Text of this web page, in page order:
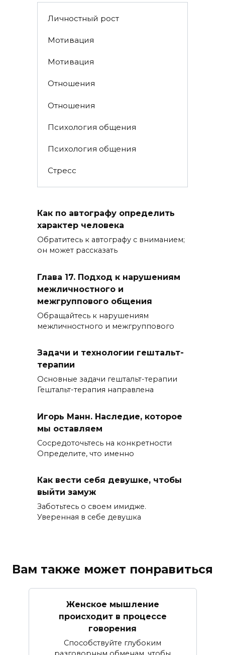
Личностный рост
Мотивация
Мотивация
Отношения
Отношения
Психология общения
Психология общения
Стресс
Как по автографу определить
характер человека
Обратитесь к автографу с вниманием;
он может рассказать
Глава 17. Подход к нарушениям
межличностного и
межгруппового общения
Обращайтесь к нарушениям
межличностного и межгруппового
Задачи и технологии гештальт-
терапии
Основные задачи гештальт-терапии
Гештальт-терапия направлена
Игорь Манн. Наследие, которое
мы оставляем
Сосредоточьтесь на конкретности
Определите, что именно
Как вести себя девушке, чтобы
выйти замуж
Заботьтесь о своем имидже.
Уверенная в себе девушка
Вам также может понравиться
Женское мышление
происходит в процессе
говорения
Способствуйте глубоким